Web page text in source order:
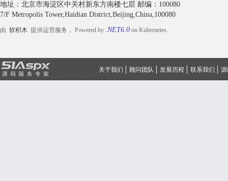
地址：北京市海淀区中关村新东方南楼七层 邮编：100080
7/F Metropolis Tower,Haidian District,Beijing,China,100080
由 软积木 提供运营服务， Powered by .NET6.0 on Kubernetes.
关于我们 顾问团队 发展历程 联系我们